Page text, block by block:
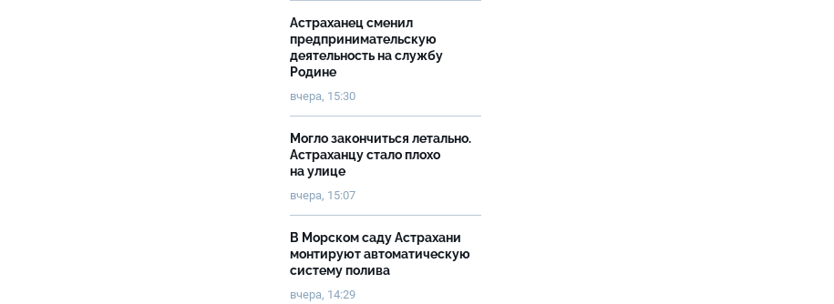
Астраханец сменил
предпринимательскую
деятельность на службу
Родине
вчера, 15:30
Могло закончиться летально.
Астраханцу стало плохо
на улице
вчера, 15:07
В Морском саду Астрахани
монтируют автоматическую
систему полива
вчера, 14:29